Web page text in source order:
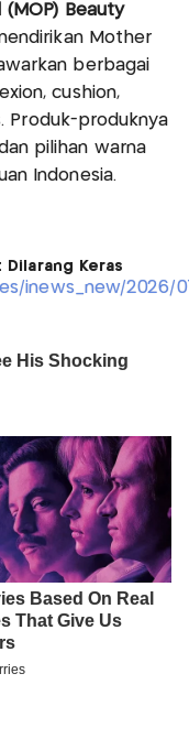
(MOP) Beauty
Mother
berbagai
cushion,
Produk-produknya
pilihan warna
Indonesia.
Dilarang Keras